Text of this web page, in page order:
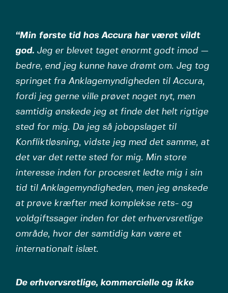
“Min første tid hos Accura har været vildt
god. Jeg er blevet taget enormt godt imod —
bedre, end jeg kunne have drømt om. Jeg tog
springet fra Anklagemyndigheden til Accura,
fordi jeg gerne ville prøvet noget nyt, men
samtidig ønskede jeg at finde det helt rigtige
sted for mig. Da jeg så jobopslaget til
Konfliktløsning, vidste jeg med det samme, at
det var det rette sted for mig. Min store
interesse inden for procesret ledte mig i sin
tid til Anklagemyndigheden, men jeg ønskede
at prøve kræfter med komplekse rets- og
voldgiftssager inden for det erhvervsretlige
område, hvor der samtidig kan være et
internationalt islæt.
De erhvervsretlige, kommercielle og ikke